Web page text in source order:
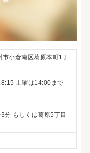
小倉南区葛原本町1丁
土曜は14:00まで
分 もしくは葛原5丁目